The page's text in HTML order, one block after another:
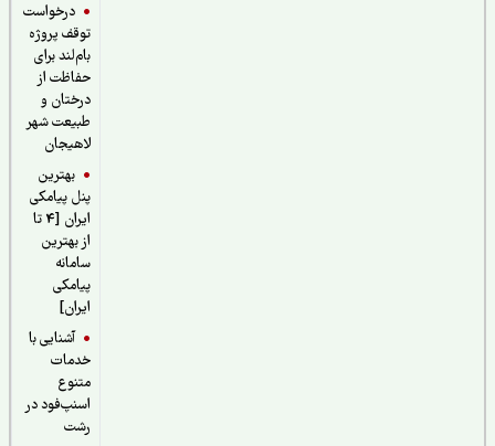
درخواست
توقف پروژه
بام‌لند برای
حفاظت از
درختان و
طبیعت شهر
لاهیجان
بهترین
پنل پیامکی
ایران [4 تا
از بهترین
سامانه
پیامکی
آشنایی با
خدمات
اسنپ‌فود در